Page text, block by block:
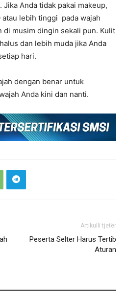
Anda tidak pakai makeup,
atau lebih tinggi pada wajah
di musim dingin sekali pun. Kulit
dan lebih muda jika Anda
hari.
dengan benar untuk
Anda kini dan nanti.
Artikulli tjetër
Peserta Selter Harus Tertib
Aturan